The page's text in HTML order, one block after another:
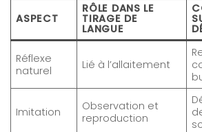
ASPECT
RÔLE DANS LE
TIRAGE DE
LANGUE
Réflexe
naturel
Lié à l’allaitement
Imitation
Observation et
reproduction